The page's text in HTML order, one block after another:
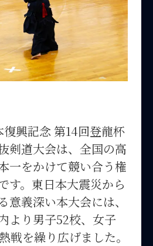
興記念 第14回登龍杯
剣道大会は、全国の高
一をかけて競い合う権
す。東日本大震災から
意義深い本大会には、
より男子52校、女子
戦を繰り広げました。